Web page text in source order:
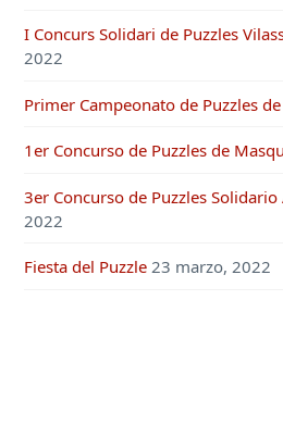
I Concurs Solidari de Puzzles
2022
Primer Campeonato de Puzzles
1er Concurso de Puzzles de
3er Concurso de Puzzles
2022
Fiesta del Puzzle 23 marzo, 2022